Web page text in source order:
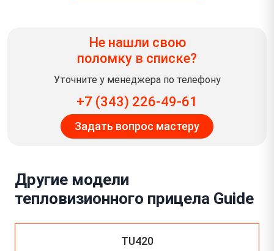
Не нашли свою
поломку в списке?
Уточните у менеджера по телефону
+7 (343) 226-49-61
Задать вопрос мастеру
Другие модели
тепловизионного прицела Guide
TU420